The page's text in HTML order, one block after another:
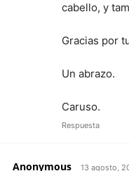
cabello, y
Gracias por
Un abrazo.
Caruso.
Respuesta
Anonymous 13 agosto,